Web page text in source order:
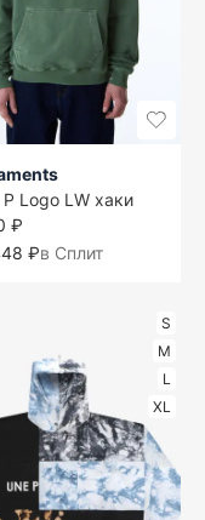
Logo LW хаки
₽
₽в Сплит
S
M
L
XL